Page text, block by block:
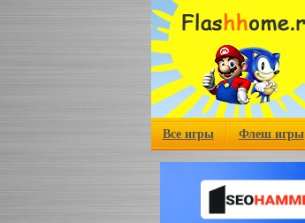
Все игры Флеш игры